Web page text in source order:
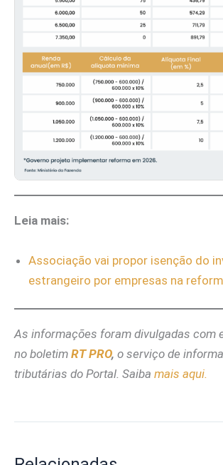
Leia mais:
Associação vai propor isenção do
estrangeiro por empresas na
As informações foram divulgadas com
no boletim RT PRO, o serviço de
tributárias do Portal. Saiba mais aqui.